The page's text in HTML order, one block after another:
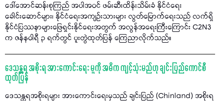
ဒေါ်အောင်ဆန်းစုကြည် အပါအဝင် ဖမ်းဆီးထိန်းသိမ်းခံ နိုင်ငံရေး
ခေါင်းဆောင်များ၊ နိုင်ငံရေးအကျဉ်းသားများ လွတ်မြောက်ရေးသည် လက်ရှိ
နိုင်ငံပြဿနာများဖြေရှင်းနိုင်ရေးအတွက် အလွန်အရေးကြီးကြောင်း C2N3
က ဇန်နဝါရီ ၃ ရက်တွင် ပူးတွဲထုတ်ပြန် ကြေညာလိုက်သည်။
ဒေသန္တရ အစိုးရ အားကောင်းရေး မူကို အဓိက ကျင့်သုံးမည်ဟု ချင်းပြည်ကောင်စီ
ထုတ်ပြန်
ဒေသန္တရအစိုးရများ အားကောင်းရေးမှသည် ချင်းပြည် (Chinland) အစိုးရ